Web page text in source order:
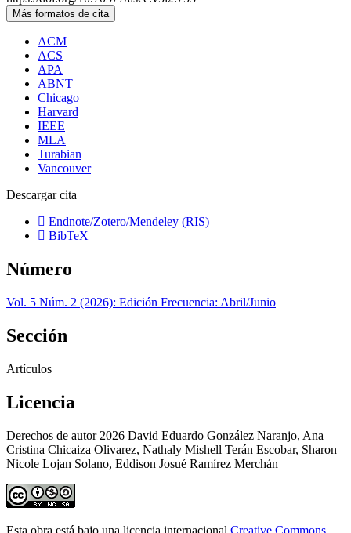
Más formatos de cita
ACM
ACS
APA
ABNT
Chicago
Harvard
IEEE
MLA
Turabian
Vancouver
Descargar cita
Endnote/Zotero/Mendeley (RIS)
BibTeX
Número
Vol. 5 Núm. 2 (2026): Edición Frecuencia: Abril/Junio
Sección
Artículos
Licencia
Derechos de autor 2026 David Eduardo González Naranjo, Ana
Cristina Chicaiza Olivarez, Nathaly Mishell Terán Escobar, Sharon
Nicole Lojan Solano, Eddison Josué Ramírez Merchán
Esta obra está bajo una licencia internacional Creative Commons